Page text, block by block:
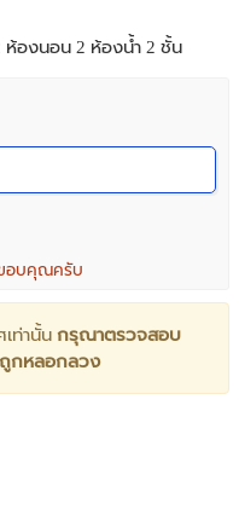
ห้องนอน 2 ห้องน้ำ 2 ชั้น
ขอบคุณครับ
ท่านั้น กรุณาตรวจสอบ
กหลอกลวง